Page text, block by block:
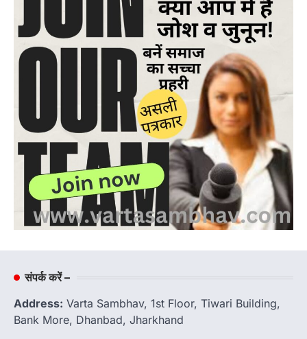
संपर्क करें –
Address: Varta Sambhav, 1st Floor, Tiwari Building,
Bank More, Dhanbad, Jharkhand